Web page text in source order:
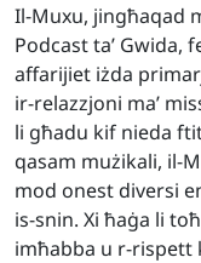
Il-Muxu, jingħaqad
Podcast ta’ Gwida,
affarijiet iżda
ir-relazzjoni ma’
li għadu kif nieda
qasam mużikali, il-
mod onest diversi
is-snin. Xi ħaġa li
imħabba u r-rispett